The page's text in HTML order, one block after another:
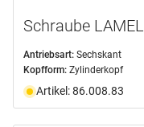
Schraube
Antriebsart: Sechskant
Kopfform: Zylinderkopf
Artikel: 86.008.83